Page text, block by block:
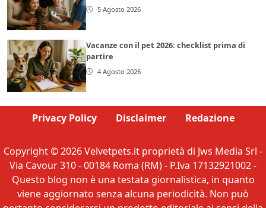
5 Agosto 2026
Vacanze con il pet 2026: checklist prima di
partire
4 Agosto 2026
Privacy Policy Disclaimer Redazione
Copyright © 2026 Velvetpets.it proprietà di Jws Media Srl -
Via Cavour 310 - 00184 Roma (RM) - P.Iva 17132921002 -
Questo blog non è una testata giornalistica, in quanto
viene aggiornato senza alcuna periodicità. Non può